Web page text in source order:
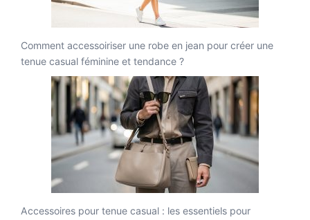
Comment accessoiriser une robe en jean pour créer une
tenue casual féminine et tendance ?
Accessoires pour tenue casual : les essentiels pour